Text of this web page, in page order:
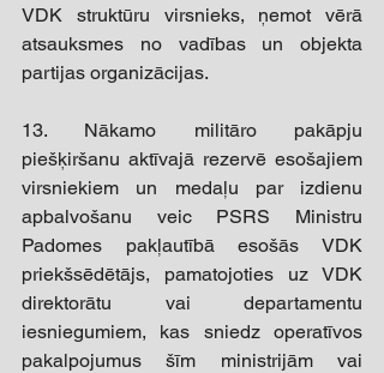
VDK struktūru virsnieks, ņemot vērā
atsauksmes no vadības un objekta
partijas organizācijas.
13. Nākamo militāro pakāpju
piešķiršanu aktīvajā rezervē esošajiem
virsniekiem un medaļu par izdienu
apbalvošanu veic PSRS Ministru
Padomes pakļautībā esošās VDK
priekšsēdētājs, pamatojoties uz VDK
direktorātu vai departamentu
iesniegumiem, kas sniedz operatīvos
pakalpojumus šīm ministrijām vai